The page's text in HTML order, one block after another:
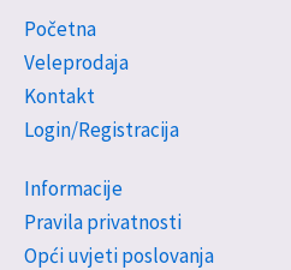
Početna
Veleprodaja
Kontakt
Login/Registracija
Informacije
Pravila privatnosti
Opći uvjeti poslovanja